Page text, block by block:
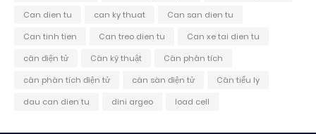
Can dien tu
can ky thuat
Can san dien tu
Can tinh tien
Can treo dien tu
Can xe tai dien tu
cân điện tử
Cân kỹ thuật
Cân phân tích
cân phân tích điện tử
cân sàn điện tử
Cân tiểu ly
dau can dien tu
dini argeo load cell